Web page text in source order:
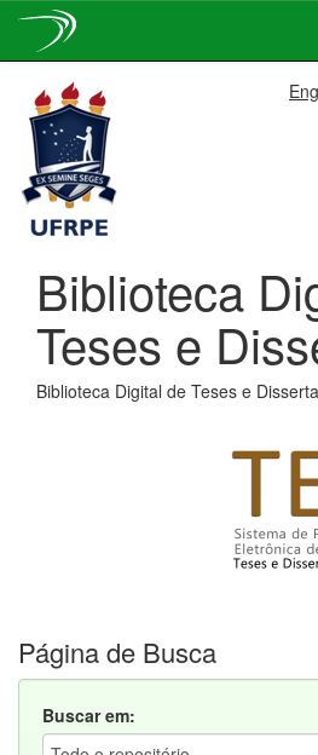
navigation
Biblioteca
Teses e
Biblioteca Digital de Teses e
Página de Busca
Buscar em: